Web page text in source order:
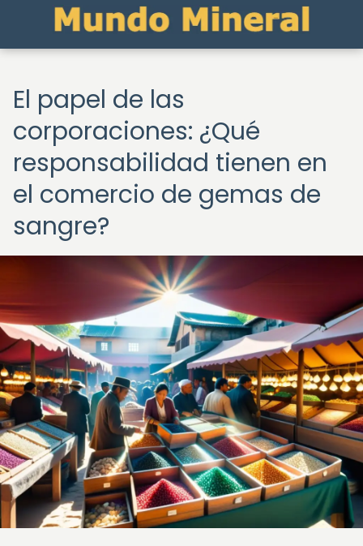
El papel de las
corporaciones: ¿Qué
responsabilidad tienen en
el comercio de gemas de
sangre?